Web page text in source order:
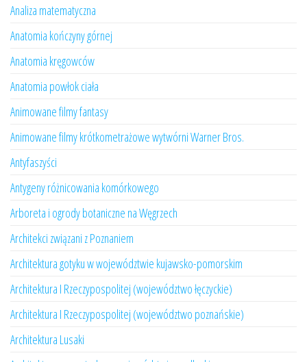
Analiza matematyczna
Anatomia kończyny górnej
Anatomia kręgowców
Anatomia powłok ciała
Animowane filmy fantasy
Animowane filmy krótkometrażowe wytwórni Warner Bros.
Antyfaszyści
Antygeny różnicowania komórkowego
Arboreta i ogrody botaniczne na Węgrzech
Architekci związani z Poznaniem
Architektura gotyku w województwie kujawsko-pomorskim
Architektura I Rzeczypospolitej (województwo łęczyckie)
Architektura I Rzeczypospolitej (województwo poznańskie)
Architektura Lusaki